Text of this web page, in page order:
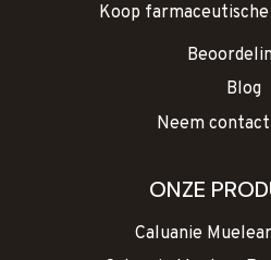
Koop
Blog
Neem
ONZE
Caluanie